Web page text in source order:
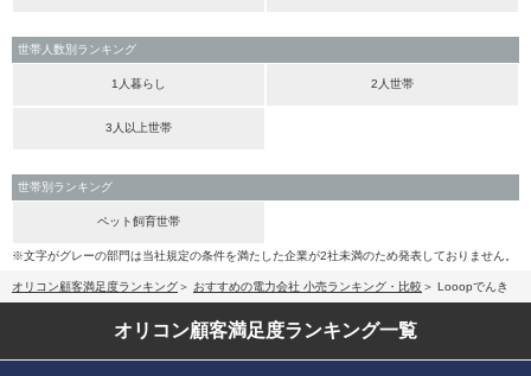
世帯人数別ランキング
1人暮らし 2人世帯
3人以上世帯
世帯別ランキング
ペット飼育世帯
※文字がグレーの部門は当社規定の条件を満たした企業が2社未満のため発表しておりません。
オリコン顧客満足度ランキング おすすめの電力会社 小売ランキング・比較 Looopでんき
オリコン顧客満足度ランキング一覧